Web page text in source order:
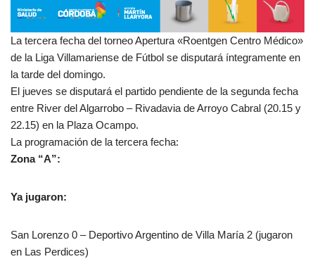
La tercera fecha del torneo Apertura «Roentgen Centro Médico»
de la Liga Villamariense de Fútbol se disputará íntegramente en
la tarde del domingo.
El jueves se disputará el partido pendiente de la segunda fecha
entre River del Algarrobo – Rivadavia de Arroyo Cabral (20.15 y
22.15) en la Plaza Ocampo.
La programación de la tercera fecha:
Zona “A”:
Ya jugaron:
San Lorenzo 0 – Deportivo Argentino de Villa María 2 (jugaron
en Las Perdices)